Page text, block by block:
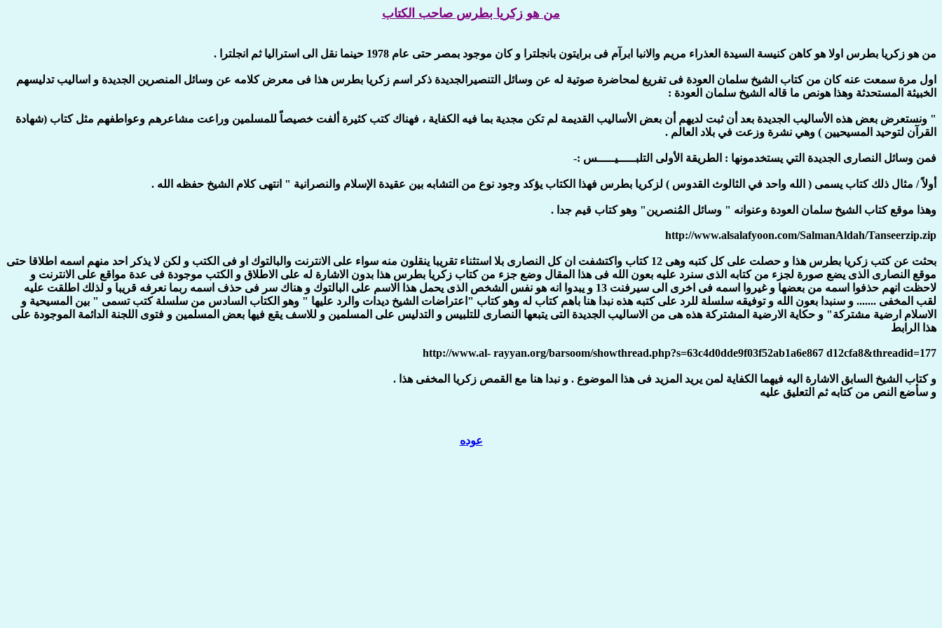
من هو زكريا بطرس صاحب الكتاب
من هو زكريا بطرس اولا هو كاهن كنيسة السيدة العذراء مريم والانبا ابرآم فى برايتون بانجلترا و كان موجود بمصر حتى عام 1978 حينما نقل الى استراليا ثم انجلترا .
اول مرة سمعت عنه كان من كتاب الشيخ سلمان العودة فى تفريغ لمحاضرة صوتية له عن وسائل التنصيرالجديدة ذكر اسم زكريا بطرس هذا فى معرض كلامه عن وسائل المنصرين الجديدة و اساليب تدليسهم
الخبيثة المستحدثة وهذا هونص ما قاله الشيخ سلمان العودة :
" ونستعرض بعض هذه الأساليب الجديدة بعد أن ثبت لديهم أن بعض الأساليب القديمة لم تكن مجدية بما فيه الكفاية ، فهناك كتب كثيرة ألفت خصيصاً للمسلمين وراعت مشاعرهم وعواطفهم مثل كتاب (شهادة
القرآن لتوحيد المسيحيين ) وهي نشرة وزعت في بلاد العالم .
فمن وسائل النصارى الجديدة التي يستخدمونها : الطريقة الأولى التلبـــــيـــــس :-
أولاً / مثال ذلك كتاب يسمى ( الله واحد في الثالوث القدوس ) لزكريا بطرس فهذا الكتاب يؤكد وجود نوع من التشابه بين عقيدة الإسلام والنصرانية " انتهى كلام الشيخ حفظه الله .
وهذا موقع كتاب الشيخ سلمان العودة وعنوانه " وسائل المُنصرين" وهو كتاب قيم جدا .
http://www.alsalafyoon.com/SalmanAldah/Tanseerzip.zip
بحثت عن كتب زكريا بطرس هذا و حصلت على كل كتبه وهى 12 كتاب واكتشفت ان كل النصارى بلا استثناء تقريبا ينقلون منه سواء على الانترنت والبالتوك او فى الكتب و لكن لا يذكر احد منهم اسمه اطلاقا حتى
موقع النصارى الذى يضع صورة لجزء من كتابه الذى سنرد عليه بعون الله فى هذا المقال وضع جزء من كتاب زكريا بطرس هذا بدون الاشارة له على الاطلاق و الكتب موجودة فى عدة مواقع على الانترنت و
لاحظت انهم حذفوا اسمه من بعضها و غيروا اسمه فى اخرى الى سيرفنت 13 و يبدوا انه هو نفس الشخص الذى يحمل هذا الاسم على البالتوك و هناك سر فى حذف اسمه ربما نعرفه قريبا و لذلك اطلقت عليه
لقب المخفى ....... و سنبدا بعون الله و توفيقه سلسلة للرد على كتبه هذه نبدا هنا باهم كتاب له وهو كتاب "اعتراضات الشيخ ديدات والرد عليها " وهو الكتاب السادس من سلسلة كتب تسمى " بين المسيحية و
الاسلام ارضية مشتركة" و حكاية الارضية المشتركة هذه هى من الاساليب الجديدة التى يتبعها النصارى للتلبيس و التدليس على المسلمين و للاسف يقع فيها بعض المسلمين و فتوى اللجنة الدائمة الموجودة على
هذا الرابط
http://www.al- rayyan.org/barsoom/showthread.php?s=63c4d0dde9f03f52ab1a6e867 d12cfa8&threadid=177
و كتاب الشيخ السابق الاشارة اليه فيهما الكفاية لمن يريد المزيد فى هذا الموضوع . و نبدا هنا مع القمص زكريا المخفى هذا .
و سأضع النص من كتابه ثم التعليق عليه
عوده